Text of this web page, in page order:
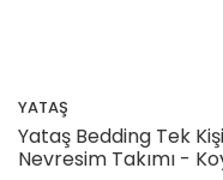
YATAŞ
Yataş Bedding Tek
Nevresim Takımı -